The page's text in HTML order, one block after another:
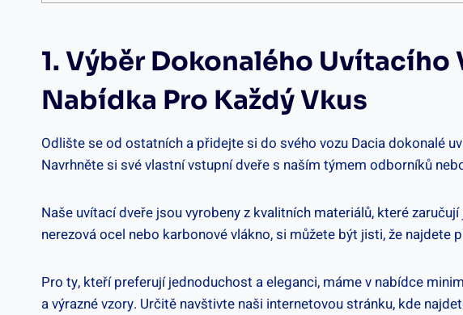
1. Výběr Dokonalého Uvítacího
Nabídka Pro Každý Vkus
Odlište se od ostatních a přidejte si do svého vozu Dacia dokonalé
Navrhněte si své vlastní vstupní dveře s naším týmem odborníků
Naše uvítací dveře jsou vyrobeny z kvalitních materiálů, které
nerezová ocel nebo karbonové vlákno, si můžete být jisti, že najdete
Pro ty, kteří preferují jednoduchost a eleganci, máme v nabídce
a výrazné vzory. Určitě navštivte naši internetovou stránku, kde